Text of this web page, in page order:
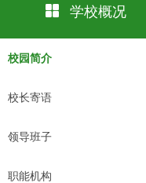
넒 学校概况
校园简介
校长寄语
领导班子
职能机构